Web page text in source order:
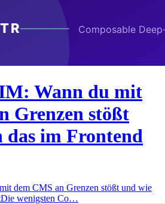
Wann du mit
Grenzen stößt
das im Frontend
dem CMS an Grenzen stößt und wie
wenigsten Co…